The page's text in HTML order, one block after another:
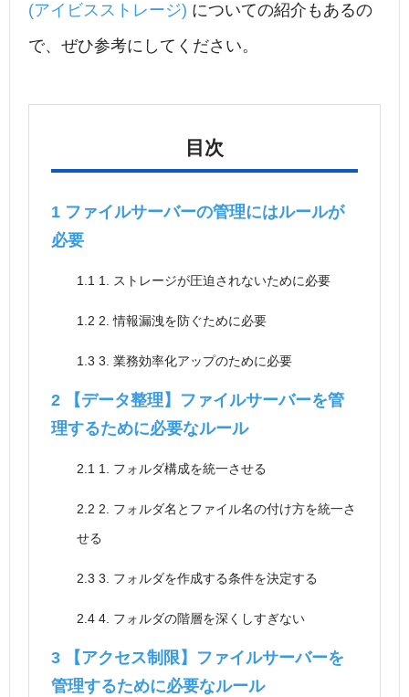
(アイビスストレージ) についての紹介もあるの
で、ぜひ参考にしてください。
目次
1 ファイルサーバーの管理にはルールが
必要
1.1 1. ストレージが圧迫されないために必要
1.2 2. 情報漏洩を防ぐために必要
1.3 3. 業務効率化アップのために必要
2 【データ整理】ファイルサーバーを管
理するために必要なルール
2.1 1. フォルダ構成を統一させる
2.2 2. フォルダ名とファイル名の付け方を統一さ
せる
2.3 3. フォルダを作成する条件を決定する
2.4 4. フォルダの階層を深くしすぎない
3 【アクセス制限】ファイルサーバーを
管理するために必要なルール